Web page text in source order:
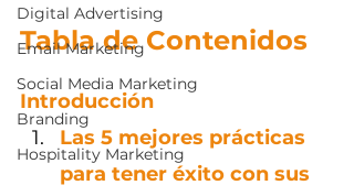
Digital Advertising
Email Marketing
Social Media Marketing
Branding
Hospitality Marketing
Tabla de Contenidos
Introducción
Las 5 mejores prácticas
para tener éxito con sus